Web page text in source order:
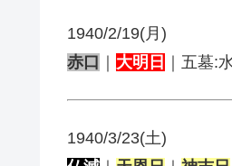
1940/2/19(月)
赤口 ｜ 大明日 ｜五墓:
1940/3/23(土)